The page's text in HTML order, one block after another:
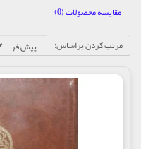
مقایسه محصولات (0)
مرتب کردن براساس: